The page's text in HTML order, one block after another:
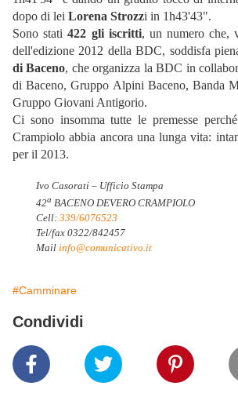
dopo di lei Lorena Strozzi in 1h43'43".
Sono stati422 gli iscritti, un numero che,
dell'edizione 2012 della BDC, soddisfa
di Baceno, che organizza la BDC in
di Baceno, Gruppo Alpini Baceno, Banda
Gruppo Giovani Antigorio.
Ci sono insomma tutte le premesse
Crampiolo abbia ancora una lunga vita:
per il 2013.
Ivo Casorati – Ufficio Stampa
42a BACENO DEVERO CRAMPIOLO
Cell: 339/6076523
Tel/fax 0322/842457
Mail info@comunicativo.it
#Camminare
Condividi